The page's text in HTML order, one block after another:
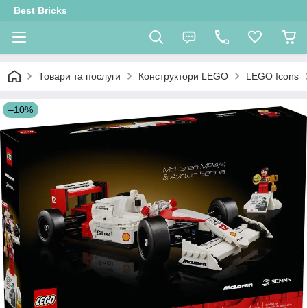
Best Bricks
Товари та послуги Конструктори LEGO LEGO Icons
–10%